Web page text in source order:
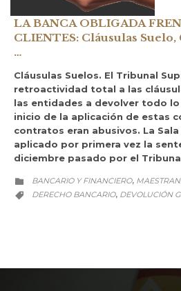
LA BANCA OBLIGADA
CLIENTES: Cláusulas
…
Cláusulas Suelos. El Tribunal
retroactividad total a las
las entidades a devolver todo
inicio de la aplicación de estas
contratos eran abusivos. La
aplicado por primera vez la
diciembre pasado por el
 CATEGORY
BANCARIO Y FINANCIERO,
 CATEGORY
DERECHO BANCARIO, DEVOLUCIÓN